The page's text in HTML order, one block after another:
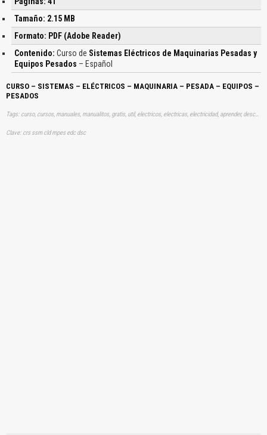
Tamaño: 2.15 MB
Formato: PDF (Adobe Reader)
Contenido: Curso de Sistemas Eléctricos de Maquinarias Pesadas y
Equipos Pesados – Español
CURSO – SISTEMAS – ELÉCTRICOS – MAQUINARIA – PESADA – EQUIPOS –
PESADOS
Tags: curso, cursos, manuales, manualitos, gratis, util, electricos, electricas, electricidad, aprender, descargas
Clave: crs ssm cld mpes edc dsc